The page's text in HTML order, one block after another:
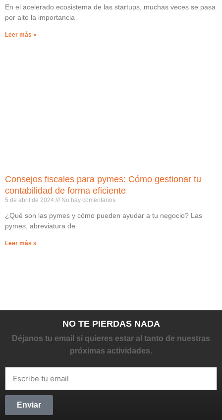
En el acelerado ecosistema de las startups, muchas veces se pasa
por alto la importancia
Leer más »
Consejos fiscales para pymes: Cómo gestionar tu
contabilidad de forma eficiente
5 de abril de 2024 No hay comentarios
¿Qué son las pymes y cómo pueden ayudar a tu negocio? Las
pymes, abreviatura de
Leer más »
NO TE PIERDAS NADA
Déjanos tu email si quieres estar al tanto de nuestras
próximas actividades.
Enviar